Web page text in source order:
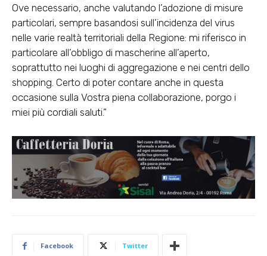
Ove necessario, anche valutando l’adozione di misure
particolari, sempre basandosi sull’incidenza del virus
nelle varie realtà territoriali della Regione: mi riferisco in
particolare all’obbligo di mascherine all’aperto,
soprattutto nei luoghi di aggregazione e nei centri dello
shopping. Certo di poter contare anche in questa
occasione sulla Vostra piena collaborazione, porgo i
miei più cordiali saluti.”
Facebook Twitter